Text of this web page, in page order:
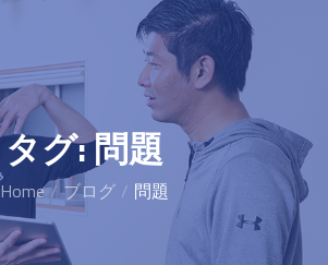
タグ:問題
Home ブログ 問題